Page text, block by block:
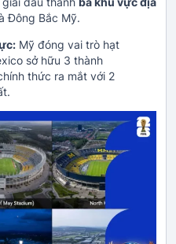
Đông Bắc Mỹ.
Mỹ đóng vai trò hạt
sở hữu 3 thành
thức ra mắt với 2